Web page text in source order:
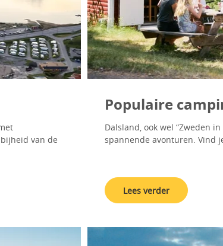
van de
Populaire
Dalsland, ook wel “Zweden
spannende avonturen. Vind
Lees verder